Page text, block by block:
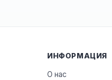
ИНФОРМАЦИЯ
О нас